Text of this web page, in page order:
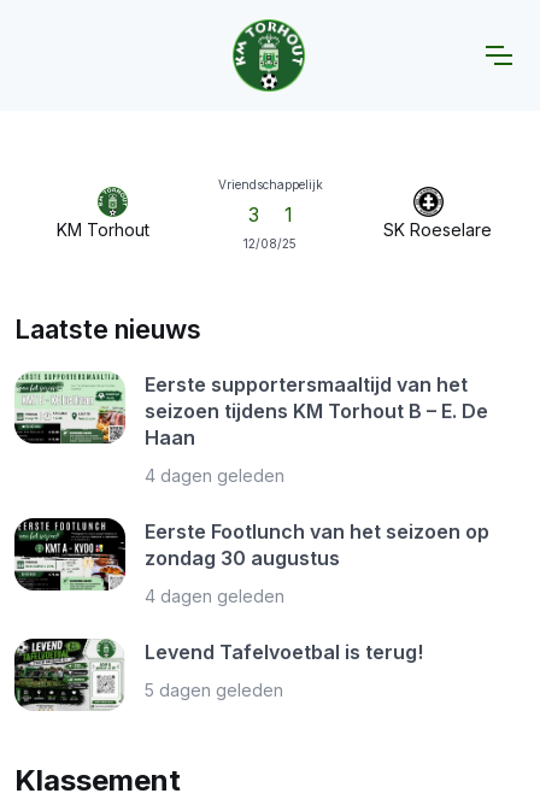
Wedstrijden
KM Torhout - SK Roeselare
KM Torhout
Vriendschappelijk
3 1
12/08/25
SK Roeselare
Laatste nieuws
Eerste supportersmaaltijd van het
seizoen tijdens KM Torhout B – E. De
Haan
4 dagen geleden
Eerste Footlunch van het seizoen op
zondag 30 augustus
4 dagen geleden
Levend Tafelvoetbal is terug!
5 dagen geleden
Klassement